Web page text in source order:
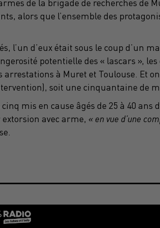
de la brigade de recherches de
alors que l’ensemble des
l’un d’eux était sous le coup d’un
potentielle des « lascars »,
à Muret et Toulouse. Et
soit une cinquantaine de
mis en cause âgés de 25 à 40
avec arme, « en vue d’une